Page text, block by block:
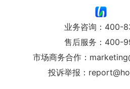
业务咨询： 400-
售后服务： 400-
市场商务合作：
投诉举报：